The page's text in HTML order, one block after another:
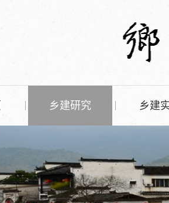
乡建研究 乡建